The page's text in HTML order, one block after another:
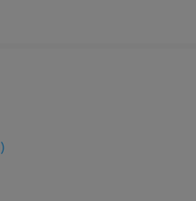
)